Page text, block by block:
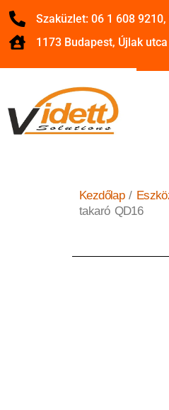
Szaküzlet: 06 1 608
1173 Budapest, Újlak
Kezdőlap/
takaró QD16